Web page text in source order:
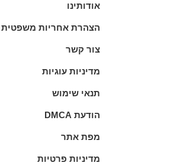
אודותינו
הצהרת אחריות משפטית
צור קשר
מדיניות עוגיות
תנאי שימוש
הודעת DMCA
מפת אתר
מדיניות פרטיות